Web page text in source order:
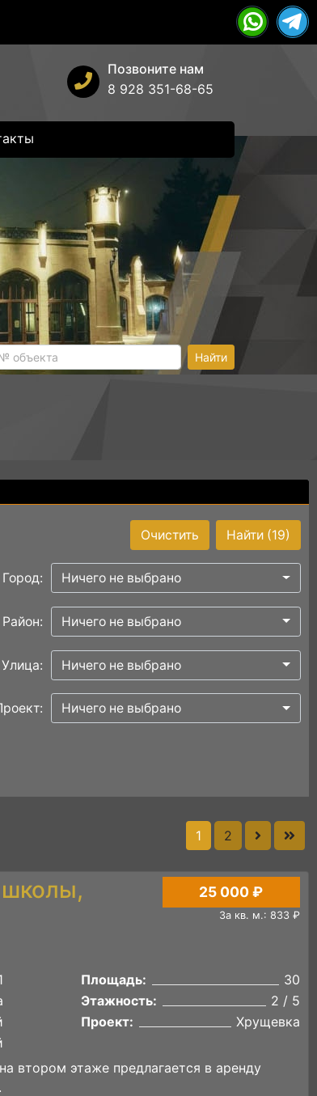
Позвоните нам
8 928 351-68-65
Найти
Найти (19)
Очистить
Город: Ничего не выбрано
Район: Ничего не выбрано
Улица: Ничего не выбрано
Ничего не выбрано
1 2
25 000 ₽
За кв. м.: 833 ₽
Площадь:
30
Этажность:
2 / 5
Проект:
Хрущевка
втором этаже предлагается в аренду